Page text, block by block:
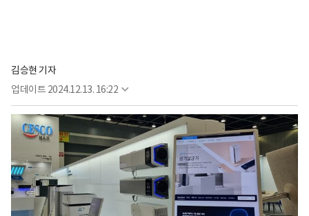
김승현 기자
업데이트 2024.12.13. 16:22